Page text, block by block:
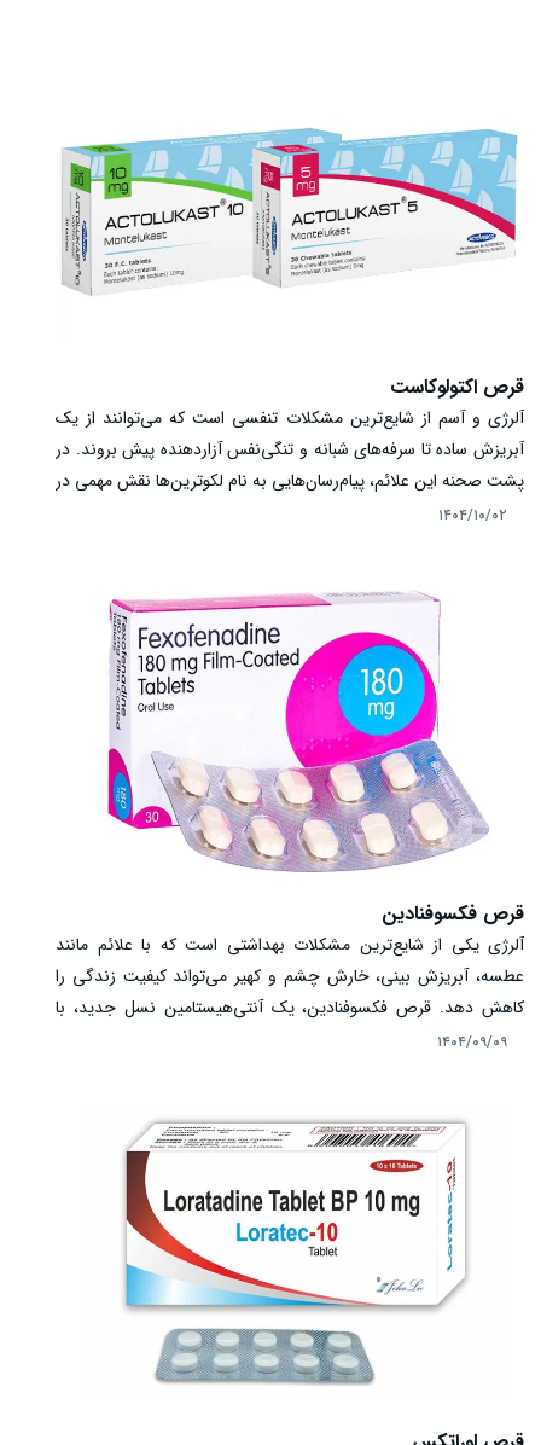
قرص اکتولوکاست
آلرژی و آسم از شایع‌ترین مشکلات تنفسی است که می‌توانند از یک
آبریزش ساده تا سرفه‌های شبانه و تنگی‌نفس آزاردهنده پیش بروند. در
پشت صحنه این علائم، پیام‌رسان‌هایی به نام لکوترین‌ها نقش مهمی در
التهاب و تحریک راه‌های هوایی دارند. قرص اکتولوکاست یکی از
ساده و دقیق به بررسی نحوه مصرف، مکانیسم اثر، عوارض و موارد
هشدار اکتولوکاست خواهیم پرداخت.
۱۴۰۴/۱۰/۰۲
قرص فکسوفنادین
آلرژی یکی از شایع‌ترین مشکلات بهداشتی است که با علائم مانند
عطسه، آبریزش بینی، خارش چشم و کهیر می‌تواند کیفیت زندگی را
کاهش دهد. قرص فکسوفنادین، یک آنتی‌هیستامین نسل جدید، با
مهار اثر هیستامین، باعث کاهش این علائم خواهد شد و مزیت اصلی
برای کودکان و بزرگسالان با تجویز پزشک کاربرد دارد.
۱۴۰۴/۰۹/۰۹